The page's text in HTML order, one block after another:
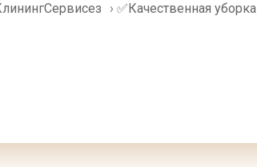
› ✅Качественная уборка